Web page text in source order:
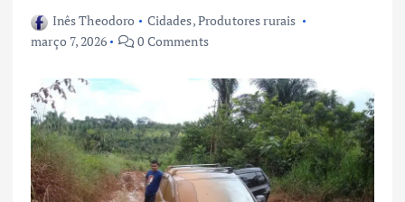
Inês Theodoro Cidades,Produtores rurais
março 7, 2026
0 Comments